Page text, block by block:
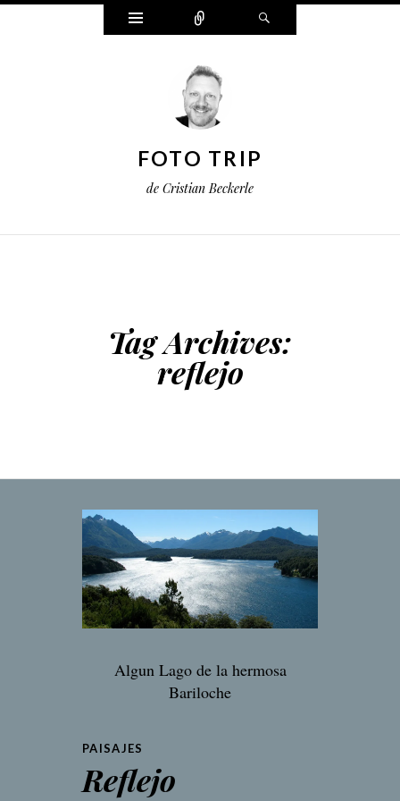
Widgets Connect
FOTO TRIP
de Cristian Beckerle
Tag Archives:
reflejo
Algun Lago de la hermosa
Bariloche
PAISAJES
Reflejo